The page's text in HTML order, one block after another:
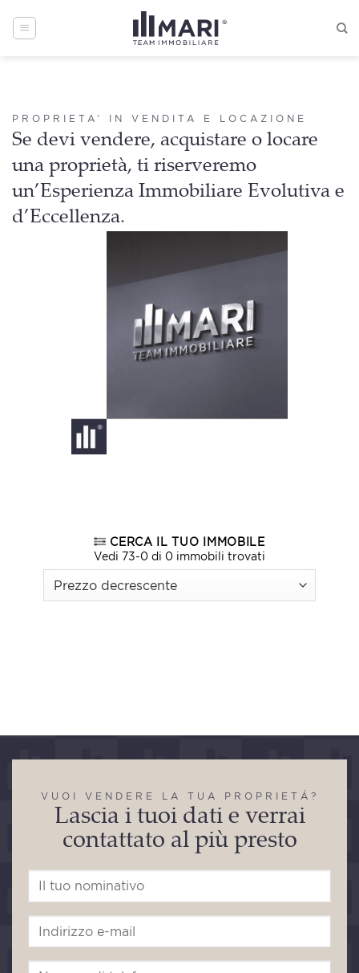
content
PROPRIETA’ IN VENDITA E LOCAZIONE
Se devi vendere, acquistare o locare
una proprietà, ti riserveremo
un’Esperienza Immobiliare Evolutiva e
d’Eccellenza.
CERCA IL TUO IMMOBILE
Vedi 73-0 di 0 immobili trovati
VUOI VENDERE LA TUA PROPRIETÁ?
Lascia i tuoi dati e verrai
contattato al più presto